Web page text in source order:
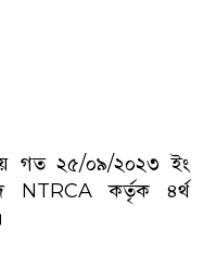
গত ২৫/০৯/২০২৩ ইং
NTRCA কর্তৃক ৪র্থ